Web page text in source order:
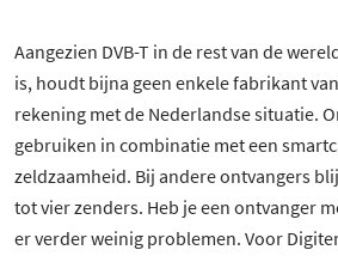
Aangezien DVB-T in de rest van de
is, houdt bijna geen enkele fabrikant
rekening met de Nederlandse situatie.
gebruiken in combinatie met een
zeldzaamheid. Bij andere ontvangers
tot vier zenders. Heb je een ontvanger
er verder weinig problemen. Voor